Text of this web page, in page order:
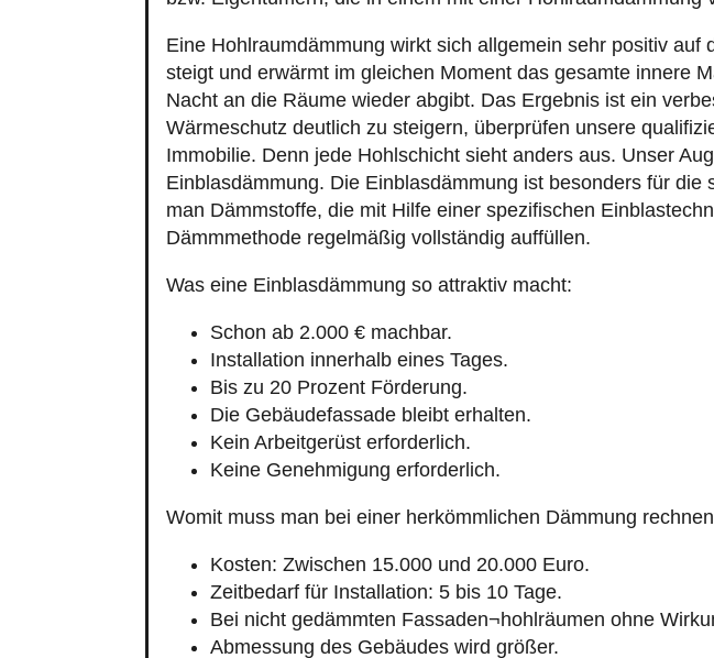
Eine Hohlraumdämmung wirkt sich allgemein sehr positiv
steigt und erwärmt im gleichen Moment das gesamte innere
Nacht an die Räume wieder abgibt. Das Ergebnis ist ein
Wärmeschutz deutlich zu steigern, überprüfen unsere
Immobilie. Denn jede Hohlschicht sieht anders aus. Unser
Einblasdämmung. Die Einblasdämmung ist besonders für die
man Dämmstoffe, die mit Hilfe einer spezifischen
Dämmmethode regelmäßig vollständig auffüllen.
Was eine Einblasdämmung so attraktiv macht:
Schon ab 2.000 € machbar.
Installation innerhalb eines Tages.
Bis zu 20 Prozent Förderung.
Die Gebäudefassade bleibt erhalten.
Kein Arbeitgerüst erforderlich.
Keine Genehmigung erforderlich.
Womit muss man bei einer herkömmlichen Dämmung rechnen?
Zeitbedarf für Installation: 5 bis 10 Tage.
Bei nicht gedämmten Fassaden¬hohlräumen ohne
Abmessung des Gebäudes wird größer.
Verklinkerte Fassaden werden verdeckt.